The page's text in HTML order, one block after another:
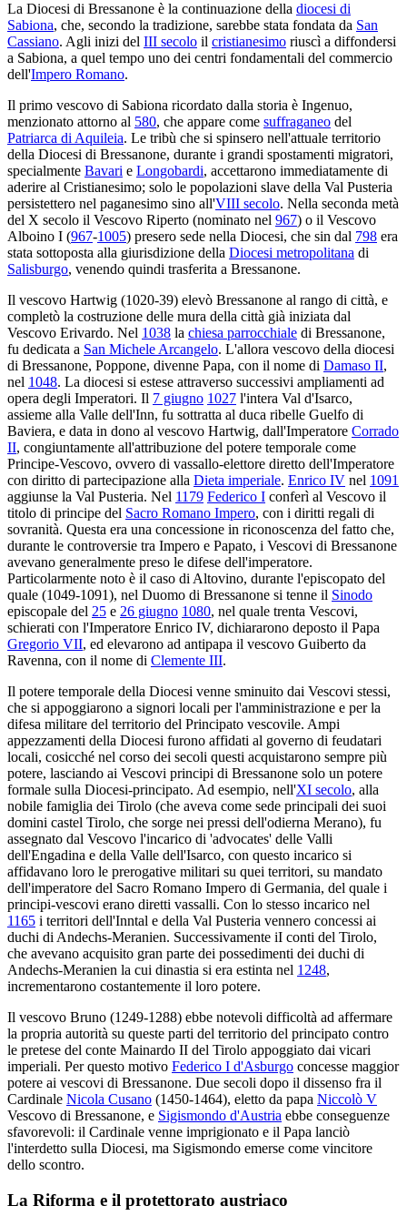
La Diocesi di Bressanone è la continuazione della diocesi di
Sabiona, che, secondo la tradizione, sarebbe stata fondata da San
Cassiano. Agli inizi del III secolo il cristianesimo riuscì a diffondersi
a Sabiona, a quel tempo uno dei centri fondamentali del commercio
dell'Impero Romano.
Il primo vescovo di Sabiona ricordato dalla storia è Ingenuo,
menzionato attorno al 580, che appare come suffraganeo del
Patriarca di Aquileia. Le tribù che si spinsero nell'attuale territorio
della Diocesi di Bressanone, durante i grandi spostamenti migratori,
specialmente Bavari e Longobardi, accettarono immediatamente di
aderire al Cristianesimo; solo le popolazioni slave della Val Pusteria
persistettero nel paganesimo sino all'VIII secolo. Nella seconda metà
del X secolo il Vescovo Riperto (nominato nel 967) o il Vescovo
Alboino I (967-1005) presero sede nella Diocesi, che sin dal 798 era
stata sottoposta alla giurisdizione della Diocesi metropolitana di
Salisburgo, venendo quindi trasferita a Bressanone.
Il vescovo Hartwig (1020-39) elevò Bressanone al rango di città, e
completò la costruzione delle mura della città già iniziata dal
Vescovo Erivardo. Nel 1038 la chiesa parrocchiale di Bressanone,
fu dedicata a San Michele Arcangelo. L'allora vescovo della diocesi
di Bressanone, Poppone, divenne Papa, con il nome di Damaso II,
nel 1048. La diocesi si estese attraverso successivi ampliamenti ad
opera degli Imperatori. Il 7 giugno 1027 l'intera Val d'Isarco,
assieme alla Valle dell'Inn, fu sottratta al duca ribelle Guelfo di
Baviera, e data in dono al vescovo Hartwig, dall'Imperatore Corrado
II, congiuntamente all'attribuzione del potere temporale come
Principe-Vescovo, ovvero di vassallo-elettore diretto dell'Imperatore
con diritto di partecipazione alla Dieta imperiale. Enrico IV nel 1091
aggiunse la Val Pusteria. Nel 1179 Federico I conferì al Vescovo il
titolo di principe del Sacro Romano Impero, con i diritti regali di
sovranità. Questa era una concessione in riconoscenza del fatto che,
durante le controversie tra Impero e Papato, i Vescovi di Bressanone
avevano generalmente preso le difese dell'imperatore.
Particolarmente noto è il caso di Altovino, durante l'episcopato del
quale (1049-1091), nel Duomo di Bressanone si tenne il Sinodo
episcopale del 25 e 26 giugno 1080, nel quale trenta Vescovi,
schierati con l'Imperatore Enrico IV, dichiararono deposto il Papa
Gregorio VII, ed elevarono ad antipapa il vescovo Guiberto da
Ravenna, con il nome di Clemente III.
Il potere temporale della Diocesi venne sminuito dai Vescovi stessi,
che si appoggiarono a signori locali per l'amministrazione e per la
difesa militare del territorio del Principato vescovile. Ampi
appezzamenti della Diocesi furono affidati al governo di feudatari
locali, cosicché nel corso dei secoli questi acquistarono sempre più
potere, lasciando ai Vescovi principi di Bressanone solo un potere
formale sulla Diocesi-principato. Ad esempio, nell'XI secolo, alla
nobile famiglia dei Tirolo (che aveva come sede principali dei suoi
domini castel Tirolo, che sorge nei pressi dell'odierna Merano), fu
assegnato dal Vescovo l'incarico di 'advocates' delle Valli
dell'Engadina e della Valle dell'Isarco, con questo incarico si
affidavano loro le prerogative militari su quei territori, su mandato
dell'imperatore del Sacro Romano Impero di Germania, del quale i
principi-vescovi erano diretti vassalli. Con lo stesso incarico nel
1165 i territori dell'Inntal e della Val Pusteria vennero concessi ai
duchi di Andechs-Meranien. Successivamente iI conti del Tirolo,
che avevano acquisito gran parte dei possedimenti dei duchi di
Andechs-Meranien la cui dinastia si era estinta nel 1248,
incrementarono costantemente il loro potere.
Il vescovo Bruno (1249-1288) ebbe notevoli difficoltà ad affermare
la propria autorità su queste parti del territorio del principato contro
le pretese del conte Mainardo II del Tirolo appoggiato dai vicari
imperiali. Per questo motivo Federico I d'Asburgo concesse maggior
potere ai vescovi di Bressanone. Due secoli dopo il dissenso fra il
Cardinale Nicola Cusano (1450-1464), eletto da papa Niccolò V
Vescovo di Bressanone, e Sigismondo d'Austria ebbe conseguenze
sfavorevoli: il Cardinale venne imprigionato e il Papa lanciò
l'interdetto sulla Diocesi, ma Sigismondo emerse come vincitore
dello scontro.
La Riforma e il protettorato austriaco